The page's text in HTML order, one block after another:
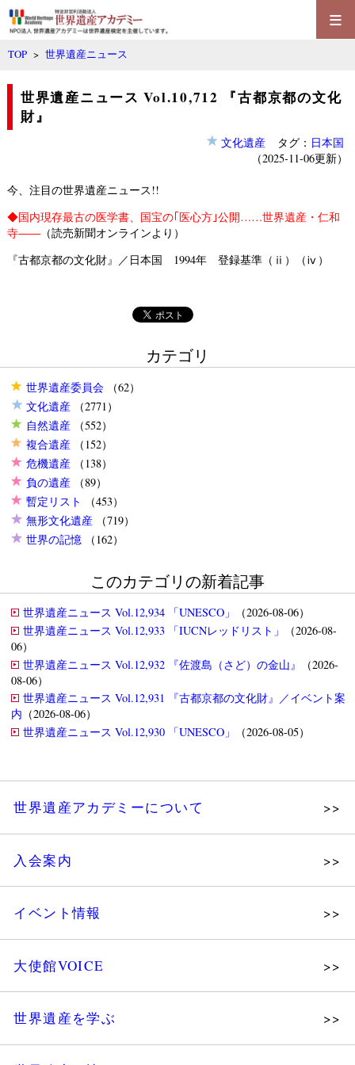
≡
TOP >世界遺産ニュース
世界遺産ニュース Vol.10,712 『古都京都の文化
財』
文化遺産タグ： 日本国
（2025-11-06更新）
今、注目の世界遺産ニュース!!
◆国内現存最古の医学書、国宝の｢医心方｣公開……世界遺産・仁和
寺――（読売新聞オンラインより）
『古都京都の文化財』／日本国 1994年 登録基準（ⅱ）（ⅳ）
カテゴリ
世界遺産委員会（62）
文化遺産（2771）
自然遺産（552）
複合遺産（152）
危機遺産（138）
負の遺産（89）
暫定リスト
（453）
無形文化遺産（719）
世界の記憶（162）
このカテゴリの新着記事
世界遺産ニュース Vol.12,934 「UNESCO」
（2026-08-06）
世界遺産ニュース Vol.12,933 「IUCNレッドリスト」
（2026-08-
06）
世界遺産ニュース Vol.12,932 『佐渡島（さど）の金山』
（2026-
08-06）
世界遺産ニュース Vol.12,931 『古都京都の文化財』／イベント案
内 （2026-08-06）
世界遺産ニュース Vol.12,930 「UNESCO」
（2026-08-05）
世界遺産アカデミーについて
組織図・役員
法人会員・協賛団体／公認団体
入会案内
イベント情報
展示会
ツアー情報
大使館VOICE
世界遺産を学ぶ